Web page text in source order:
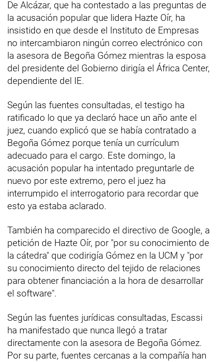
De Alcázar, que ha contestado a las preguntas de
la acusación popular que lidera Hazte Oír, ha
insistido en que desde el Instituto de Empresas
no intercambiaron ningún correo electrónico con
la asesora de Begoña Gómez mientras la esposa
del presidente del Gobierno dirigía el África Center,
dependiente del IE.
Según las fuentes consultadas, el testigo ha
ratificado lo que ya declaró hace un año ante el
juez, cuando explicó que se había contratado a
Begoña Gómez porque tenía un currículum
adecuado para el cargo. Este domingo, la
acusación popular ha intentado preguntarle de
nuevo por este extremo, pero el juez ha
interrumpido el interrogatorio para recordar que
esto ya estaba aclarado.
También ha comparecido el directivo de Google, a
petición de Hazte Oír, por "por su conocimiento de
la cátedra" que codirigía Gómez en la UCM y "por
su conocimiento directo del tejido de relaciones
para obtener financiación a la hora de desarrollar
el software".
Según las fuentes jurídicas consultadas, Escassi
ha manifestado que nunca llegó a tratar
directamente con la asesora de Begoña Gómez.
Por su parte, fuentes cercanas a la compañía han